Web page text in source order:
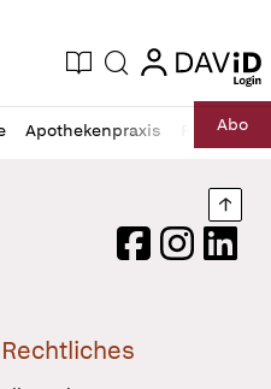
Zeitung
Aktuelle Ausgabe
Suche login
login
Apothekenpraxis RechtAbo
Logo
FacebookInstagram
Rechtliches